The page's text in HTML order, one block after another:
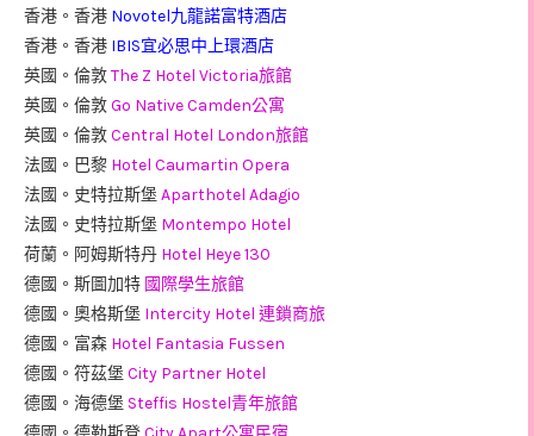
香港。香港 Novotel九龍諾富特酒店
香港。香港 IBIS宜必思中上環酒店
英國。倫敦The Z Hotel Victoria旅館
英國。倫敦Go Native Camden公寓
英國。倫敦Central Hotel London旅館
法國。巴黎 Hotel Caumartin Opera
法國。史特拉斯堡 Aparthotel Adagio
法國。史特拉斯堡 Montempo Hotel
荷蘭。阿姆斯特丹 Hotel Heye 130
德國。斯圖加特 國際學生旅館
德國。奧格斯堡 Intercity Hotel 連鎖商旅
德國。富森 Hotel Fantasia Fussen
德國。符茲堡 City Partner Hotel
德國。海德堡 Steffis Hostel青年旅館